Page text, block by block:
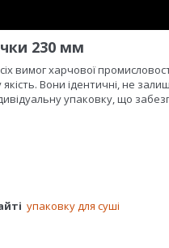
230 мм
вимог харчової
Вони ідентичні, не
упаковку, що
упаковку для суші